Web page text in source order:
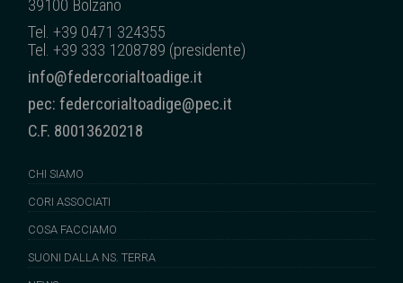
39100 Bolzano
Tel. +39 0471 324355
Tel. +39 333 1208789 (presidente)
info@federcorialtoadige.it
pec: federcorialtoadige@pec.it
C.F. 80013620218
CHI SIAMO
CORI ASSOCIATI
COSA FACCIAMO
SUONI DALLA NS. TERRA